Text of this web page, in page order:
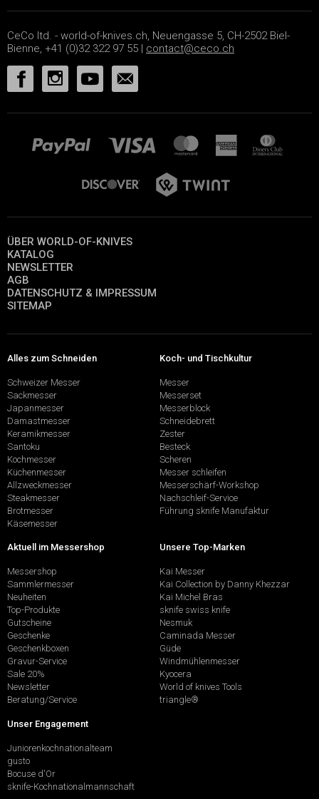
CeCo ltd. - world-of-knives.ch, Neuengasse 5, CH-2502 Biel-
Bienne, +41 (0)32 322 97 55 | contact@ceco.ch
ÜBER WORLD-OF-KNIVES
KATALOG
NEWSLETTER
AGB
DATENSCHUTZ & IMPRESSUM
SITEMAP
Alles zum Schneiden
Schweizer Messer
Sackmesser
Japanmesser
Damastmesser
Keramikmesser
Santoku
Kochmesser
Küchenmesser
Allzweckmesser
Steakmesser
Brotmesser
Käsemesser
Koch- und Tischkultur
Messer
Messerset
Messerblock
Schneidebrett
Zester
Besteck
Scheren
Messer schleifen
Messerschärf-Workshop
Nachschleif-Service
Führung sknife Manufaktur
Aktuell im Messershop
Messershop
Sammlermesser
Neuheiten
Top-Produkte
Gutscheine
Geschenke
Geschenkboxen
Gravur-Service
Sale 20%
Newsletter
Beratung/Service
Unsere Top-Marken
Kai Messer
Kai Collection by Danny Khezzar
Kai Michel Bras
sknife swiss knife
Nesmuk
Caminada Messer
Güde
Windmühlenmesser
Kyocera
World of knives Tools
triangle®
Unser Engagement
Juniorenkochnationalteam
gusto
Bocuse d'Or
sknife-Kochnationalmannschaft